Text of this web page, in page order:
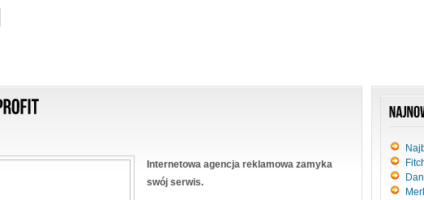
Internetowa agencja reklamowa zamyka
swój serwis.